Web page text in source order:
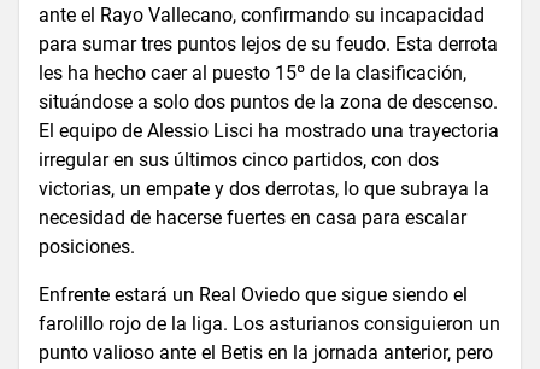
ante el Rayo Vallecano, confirmando su incapacidad
para sumar tres puntos lejos de su feudo. Esta derrota
les ha hecho caer al puesto 15º de la clasificación,
situándose a solo dos puntos de la zona de descenso.
El equipo de Alessio Lisci ha mostrado una trayectoria
irregular en sus últimos cinco partidos, con dos
victorias, un empate y dos derrotas, lo que subraya la
necesidad de hacerse fuertes en casa para escalar
posiciones.
Enfrente estará un Real Oviedo que sigue siendo el
farolillo rojo de la liga. Los asturianos consiguieron un
punto valioso ante el Betis en la jornada anterior, pero